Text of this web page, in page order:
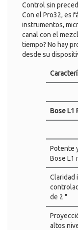
Control sin
Con el Pro32, es
instrumentos,
canal con el
tiempo? No hay
desde su
Bose L1
Potente
Bose L1
Claridad
de 2 "
altos